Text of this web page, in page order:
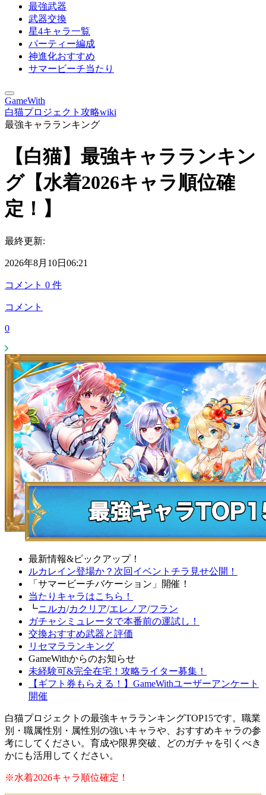
最強武器
武器交換
星4キャラ一覧
パーティー編成
神進化おすすめ
サマービーチ当たり
GameWith
白猫プロジェクト攻略wiki
最強キャラランキング
【白猫】最強キャラランキン
グ【水着2026キャラ順位確
定！】
最終更新:
2026年8月10日06:21
コメント 0 件
コメント
0
最新情報&ピックアップ！
ルカレイン登場か？次回イベントチラ見せ公開！
「サマービーチバケーション」開催！
当たりキャラはこちら！
┗ニルカ/カクリア/エレノア/フラン
ガチャシミュレータで本番前の運試し！
交換おすすめ武器と評価
リセマラランキング
GameWithからのお知らせ
未経験可&完全在宅！攻略ライター募集！
【ギフト券もらえる！】GameWithユーザーアンケート
開催
白猫プロジェクトの最強キャラランキングTOP15です。職業
別・職属性別・属性別の強いキャラや、おすすめキャラの参
考にしてください。育成や限界突破、どのガチャを引くべき
かにも活用してください。
※水着2026キャラ順位確定！